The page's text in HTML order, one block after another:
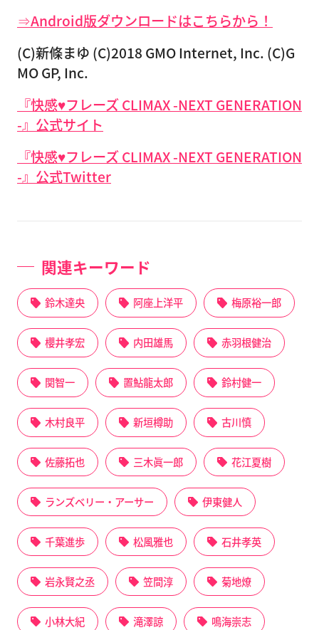
⇒Android版ダウンロードはこちらから！
(C)新條まゆ (C)2018 GMO Internet, Inc. (C)G
MO GP, Inc.
『快感♥フレーズ CLIMAX -NEXT GENERATION
-』公式サイト
『快感♥フレーズ CLIMAX -NEXT GENERATION
-』公式Twitter
関連キーワード
鈴木達央 阿座上洋平 梅原裕一郎
櫻井孝宏 内田雄馬 赤羽根健治
関智一 置鮎龍太郎 鈴村健一
木村良平 新垣樽助 古川慎
佐藤拓也 三木眞一郎 花江夏樹
ランズベリー・アーサー 伊東健人
千葉進歩 松風雅也 石井孝英
岩永賢之丞 笠間淳 菊地燎
小林大紀 滝澤諒 鳴海崇志